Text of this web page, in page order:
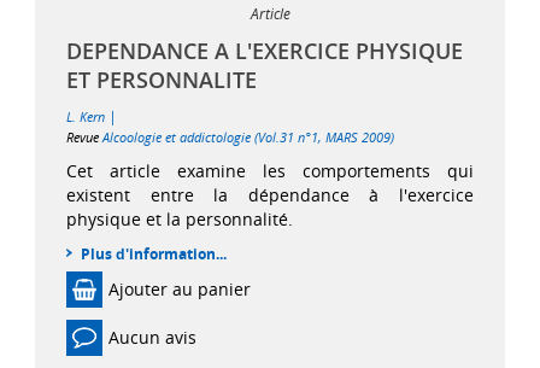
Article
DEPENDANCE A L'EXERCICE PHYSIQUE
ET PERSONNALITE
L. Kern |
Revue Alcoologie et addictologie (Vol.31 n°1, MARS 2009)
Cet article examine les comportements qui
existent entre la dépendance à l'exercice
physique et la personnalité.
Plus d'information...
Ajouter au panier
Aucun avis